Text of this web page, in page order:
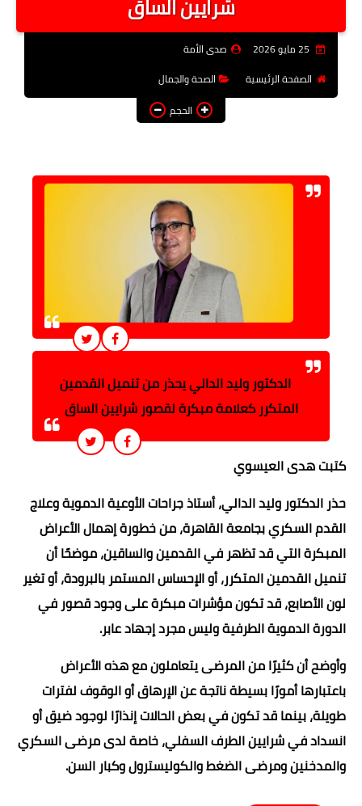
فن وثقافة
عربى ودولى
توك شو
المزيد
شرايين الساق
صدى الأمة
الصفحة الرئيسية
الصحة والجمال
الحجم
الدكتور وليد الدالي يحذر من تنميل القدمين
المتكرر كعلامة مبكرة لقصور شرايين الساق
كتبت هدى العيسوي
حذر الدكتور وليد الدالي، أستاذ جراحات الأوعية الدموية وعلاج
القدم السكري بجامعة القاهرة، من خطورة إهمال الأعراض
المبكرة التي قد تظهر في القدمين والساقين، موضحًا أن
تنميل القدمين المتكرر، أو الإحساس المستمر بالبرودة، أو تغير
لون الأصابع، قد تكون مؤشرات مبكرة على وجود قصور في
الدورة الدموية الطرفية وليس مجرد إجهاد عابر.
وأوضح أن كثيرًا من المرضى يتعاملون مع هذه الأعراض
باعتبارها أمورًا بسيطة ناتجة عن الإرهاق أو الوقوف لفترات
طويلة، بينما قد تكون في بعض الحالات إنذارًا لوجود ضيق أو
انسداد في شرايين الطرف السفلي، خاصة لدى مرضى السكري
والمدخنين ومرضى الضغط والكوليسترول وكبار السن.